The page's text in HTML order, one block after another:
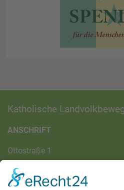
Katholische
ANSCHRIFT
Ottostraße 1
DIREKT-KONTAKT